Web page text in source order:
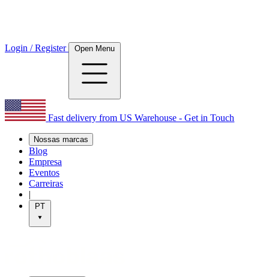
Login / Register Open Menu
Fast delivery from US Warehouse - Get in Touch
Nossas marcas
Blog
Empresa
Eventos
Carreiras
|
PT